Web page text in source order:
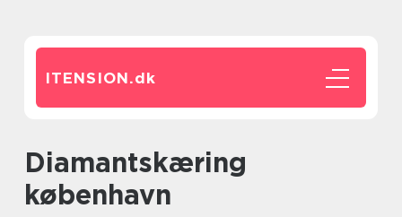
ITENSION.dk
diamantskæring
københavn